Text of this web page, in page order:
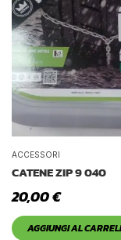
ACCESSORI
CATENE ZIP 9 040
20,00€
AGGIUNGI AL